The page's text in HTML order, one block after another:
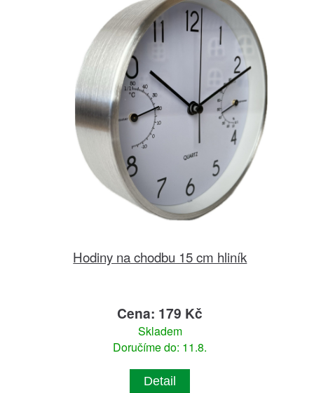
Hodiny na chodbu 15 cm hliník
Cena: 179 Kč
Skladem
Doručíme do: 11.8.
Detail